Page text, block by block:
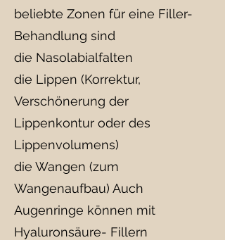
beliebte Zonen für eine Filler-
Behandlung sind
die Nasolabialfalten
die Lippen (Korrektur,
Verschönerung der
Lippenkontur oder des
Lippenvolumens)
die Wangen (zum
Wangenaufbau) Auch
Augenringe können mit
Hyaluronsäure- Fillern